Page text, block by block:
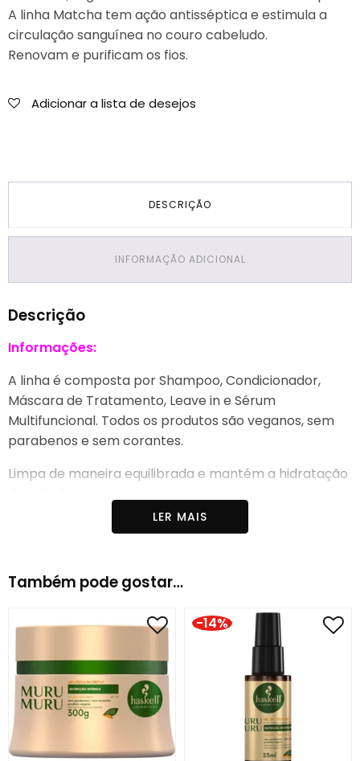
A linha Matcha tem ação antisséptica e estimula a
circulação sanguínea no couro cabeludo.
Renovam e purificam os fios.
Adicionar a lista de desejos
DESCRIÇÃO
INFORMAÇÃO ADICIONAL
Descrição
Informações:
A linha é composta por Shampoo, Condicionador,
Máscara de Tratamento, Leave in e Sérum
Multifuncional. Todos os produtos são veganos, sem
parabenos e sem corantes.
Limpa de maneira equilibrada e mantém a hidratação
Desenvolvida para proporcionar hidratação e
nutrientes essenciais aos fios, promovendo brilho
nos cabelos molhados, aplique o shampoo,
massageando o couro cabeludo em suaves
movimentos circulares. Enxágue bem. Se necessário,
repita a aplicação. Potencialize os resultados
utilizando toda a linha Matcha.
LER MAIS
Também pode gostar…
-14%